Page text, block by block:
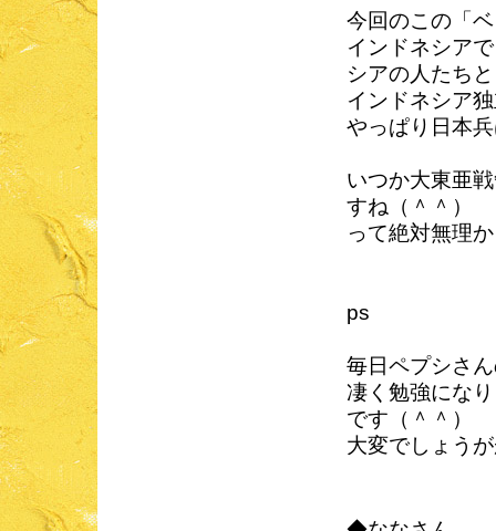
今回のこの「
インドネシア
シアの人たちと
インドネシア
やっぱり日本
いつか大東亜
すね（＾＾）
って絶対無理
ps
毎日ペプシさ
凄く勉強にな
です（＾＾）
大変でしょう